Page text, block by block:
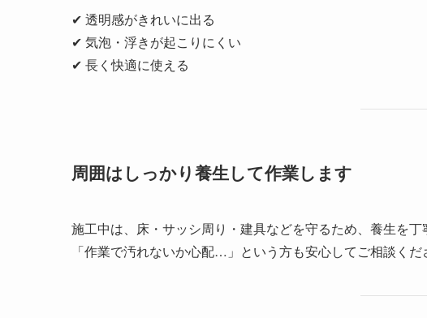
✔ 透明感がきれいに出る
✔ 気泡・浮きが起こりにくい
✔ 長く快適に使える
周囲はしっかり養生して作業します
施工中は、床・サッシ周り・建具などを守るため、養生を丁
「作業で汚れないか心配…」という方も安心してご相談くだ